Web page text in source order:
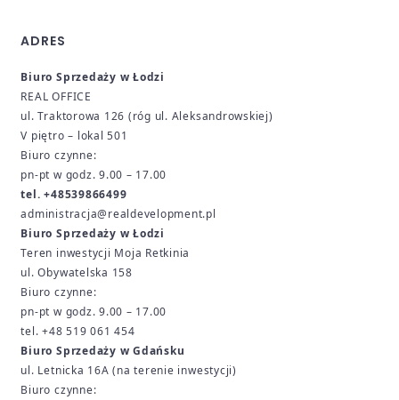
ADRES
Biuro Sprzedaży w Łodzi
REAL OFFICE
ul. Traktorowa 126 (róg ul. Aleksandrowskiej)
V piętro – lokal 501
Biuro czynne:
pn-pt w godz. 9.00 – 17.00
tel. +48539866499
administracja@realdevelopment.pl
Biuro Sprzedaży w Łodzi
Teren inwestycji Moja Retkinia
ul. Obywatelska 158
Biuro czynne:
pn-pt w godz. 9.00 – 17.00
tel. +48 519 061 454
Biuro Sprzedaży w Gdańsku
ul. Letnicka 16A (na terenie inwestycji)
Biuro czynne: